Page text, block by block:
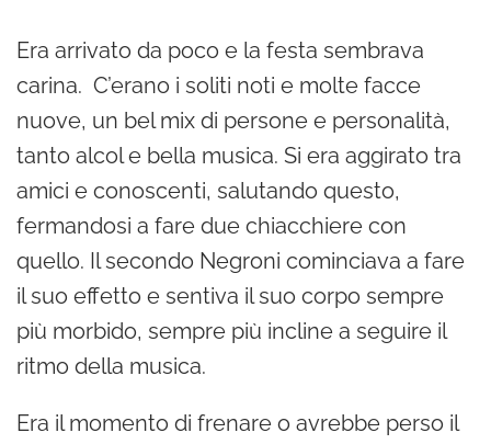
Era arrivato da poco e la festa sembrava
carina. C’erano i soliti noti e molte facce
nuove, un bel mix di persone e personalità,
tanto alcol e bella musica. Si era aggirato tra
amici e conoscenti, salutando questo,
fermandosi a fare due chiacchiere con
quello. Il secondo Negroni cominciava a fare
il suo effetto e sentiva il suo corpo sempre
più morbido, sempre più incline a seguire il
ritmo della musica.
Era il momento di frenare o avrebbe perso il